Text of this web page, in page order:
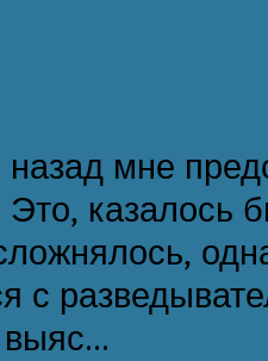
мне
казалось
с